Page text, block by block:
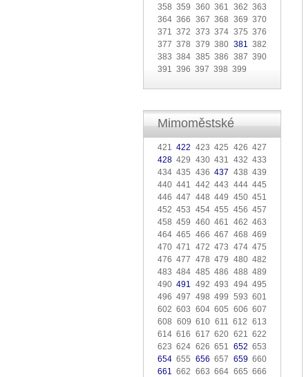
358 359 360 361 362 363
364 366 367 368 369 370
371 372 373 374 375 376
377 378 379 380 381 382
383 384 385 386 387 390
391 396 397 398 399
Mimoměstské
421422 423 425 426 427
428 429 430 431 432 433
434 435 436437 438 439
440 441 442 443 444 445
446 447 448 449 450 451
452 453 454 455 456 457
458 459 460 461 462 463
464 465 466 467 468 469
470 471 472 473 474 475
476 477 478 479 480 482
483 484 485 486 488 489
490491 492 493 494 495
496 497 498 499 593 601
602 603 604 605 606 607
608 609 610 611 612 613
614 616 617 620 621 622
623 624 626 651 652 653
654 655 656 657 659660
661 662 663 664 665 666